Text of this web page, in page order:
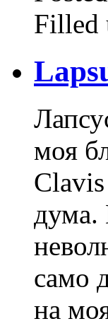
Filled
моя
дума.
само
на